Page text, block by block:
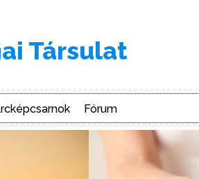
Társulat
Fórum